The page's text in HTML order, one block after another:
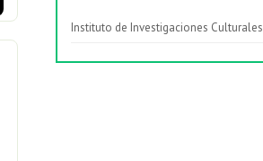
Instituto de Investigaciones Culturales